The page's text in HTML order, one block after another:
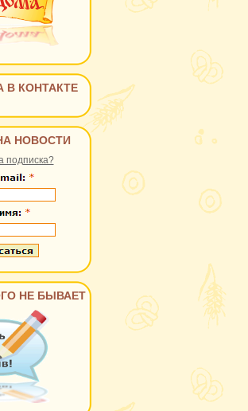
В КОНТАКТЕ
НОВОСТИ
подписка?
НЕ БЫВАЕТ